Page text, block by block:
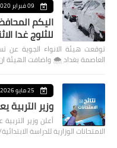
09 فبراير 2020
اليكم
للثلوج غدا
توقعت هيئة الانواء الجوية
العاصمة بغداد ⁦🌨️⁩ واضافت الهيئة ان غدا الاثنين …
25 مايو 2026
وزير التربية
أعلن وزير
الامتحانات الوزارية للدراسة